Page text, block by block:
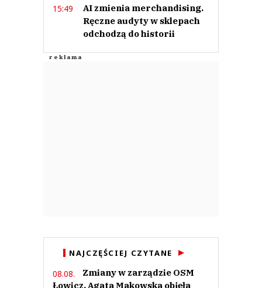
15:49
AI zmienia merchandising.
Ręczne audyty w sklepach
odchodzą do historii
NAJCZĘŚCIEJ CZYTANE
08.08.
Zmiany w zarządzie OSM
Łowicz. Agata Makowska objęła